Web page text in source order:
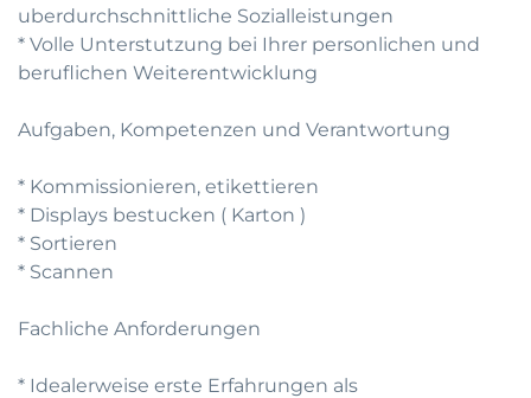
uberdurchschnittliche Sozialleistungen
* Volle Unterstutzung bei Ihrer personlichen und
beruflichen Weiterentwicklung
Aufgaben, Kompetenzen und Verantwortung
* Kommissionieren, etikettieren
* Displays bestucken ( Karton )
* Sortieren
* Scannen
Fachliche Anforderungen
* Idealerweise erste Erfahrungen als